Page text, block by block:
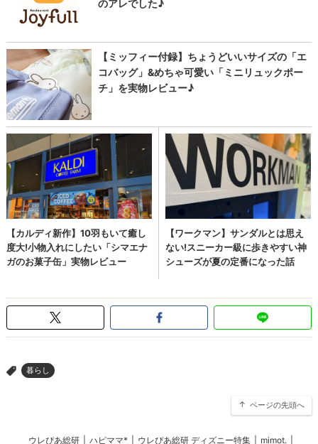
> 暮らし
ページの先頭へ
ウレぴあ総研 ハピママ* ウレぴあ総研 ディズニー特集 mimot.